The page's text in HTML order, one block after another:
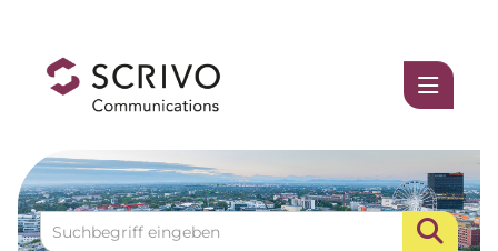
Medienmitteilungen
1337UGC
ACCUMULATA